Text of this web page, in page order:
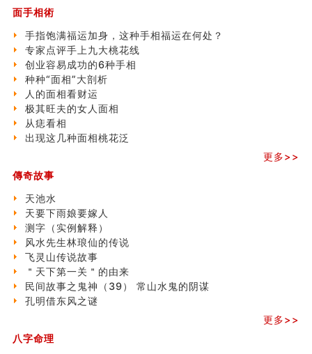
南半球的八字如何推排
玄空本义(六)
额相与命运
风水先生林琅仙的传说
从痣看相
姓名陰陽配置的凶吉
六爻測住宅風水 (四)
玄空本义 (五)
财务办公室风水布局
八字算命：女命八字里日坐伤官克夫？
六爻算卦：我俩之间是否还命中有未尽的缘分？
订婚就是定结婚日子吗
清朝慈禧太后命造 (名人八字淺析七）
玄空本义 (三)
飞灵山传说故事
命理解说：想请问什么时候能够遇到姻缘结婚？
商舖選址的風水講究 (下)
吉凶神跳上大运时的断法【四柱技巧】
家居常見風水形煞及化解方法 (一)
玄空本义 (二)
面手相術
手指饱满福运加身，这种手相福运在何处？
专家点评手上九大桃花线
创业容易成功的6种手相
种种“面相”大剖析
人的面相看财运
极其旺夫的女人面相
从痣看相
出现这几种面相桃花泛
更多>>
傳奇故事
天池水
天要下雨娘要嫁人
测字（实例解释）
风水先生林琅仙的传说
飞灵山传说故事
＂天下第一关＂的由来
民间故事之鬼神（39） 常山水鬼的阴谋
孔明借东风之谜
更多>>
八字命理